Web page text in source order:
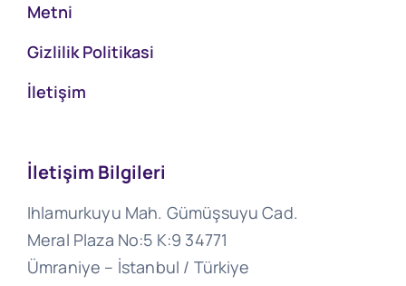
Metni
Gizlilik Politikasi
İletişim
İletişim Bilgileri
Ihlamurkuyu Mah. Gümüşsuyu Cad.
Meral Plaza No:5 K:9 34771
Ümraniye – İstanbul / Türkiye